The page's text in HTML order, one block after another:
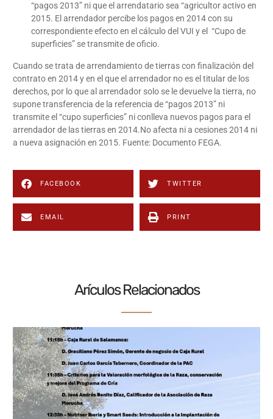
“pagos 2013” ni que el arrendatario sea “agricultor activo en
2015. El arrendador percibe los pagos en 2014 con su
correspondiente efecto en el cálculo del VUI y el “Cupo de
superficies” se transmite de oficio.
Cuando se trata de arrendamiento de tierras con finalización del
contrato en 2014 y en el que el arrendador no es el titular de los
derechos, por lo que al arrendador solo se le devuelve la tierra, no
supone transferencia de la referencia de “pagos 2013” ni
transmite el “cupo superficies” ni conlleva nuevos pagos para el
arrendador de las tierras en 2014.No afecta ni a cesiones 2014 ni
a nueva asignación en 2015. Fuente: Documento FEGA.
FACEBOOK TWITTER
EMAIL PRINT
Arículos Relacionados